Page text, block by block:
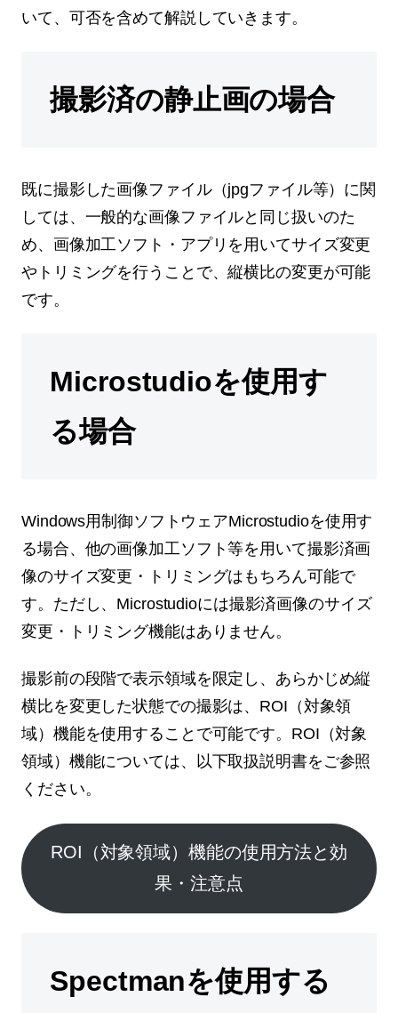
いて、可否を含めて解説していきます。
撮影済の静止画の場合
既に撮影した画像ファイル（jpgファイル等）に関
しては、一般的な画像ファイルと同じ扱いのた
め、画像加工ソフト・アプリを用いてサイズ変更
やトリミングを行うことで、縦横比の変更が可能
です。
Microstudioを使用す
る場合
Windows用制御ソフトウェアMicrostudioを使用す
る場合、他の画像加工ソフト等を用いて撮影済画
像のサイズ変更・トリミングはもちろん可能で
す。ただし、Microstudioには撮影済画像のサイズ
変更・トリミング機能はありません。
撮影前の段階で表示領域を限定し、あらかじめ縦
横比を変更した状態での撮影は、ROI（対象領
域）機能を使用することで可能です。ROI（対象
領域）機能については、以下取扱説明書をご参照
ください。
ROI（対象領域）機能の使用方法と効
果・注意点
Spectmanを使用する